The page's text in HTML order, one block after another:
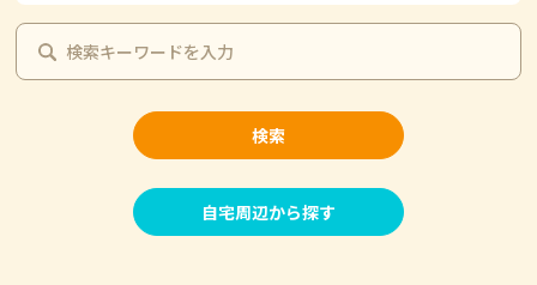
検索
自宅周辺から探す